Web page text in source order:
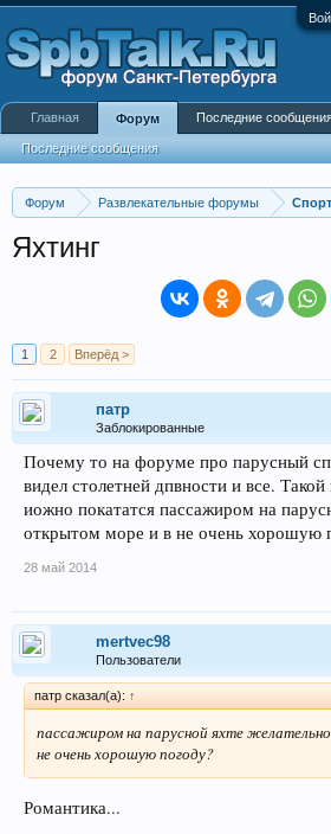
Форум Развлекательные форумы
Яхтинг
1 2 Вперёд >
патр
Заблокированные
Почему то на форуме про парусный
видел столетней дпвности и все.
иожно покататся пассажиром на
открытом море и в не очень хорошую
28 май 2014
mertvec98
Пользователи
патр сказал(а): ↑
пассажиром на парусной яхте
не очень хорошую погоду?
Романтика...
Главная Форум
Последние сообщения
Последние